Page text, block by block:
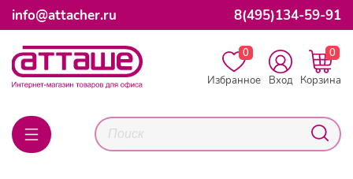
info@attacher.ru 8(495)134-59-91
0
Избранное
Вход
0
Корзина